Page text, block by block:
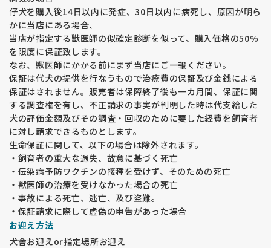
仔犬を購入後14日以内に発症、30日以内に病死し、原因が明ら
かに当店にある場合、
当店が指定する獣医師の似確定診断を似って、購入価格の50%
を限度に保証致します。
なお、獣医師にかかる前にまず当店にご一報ください。
保証は代犬の提供を行なうもので治療費の保証及び金銭による
保証はされません。販売者は保障終了後も一カ月間、保証に関
する調査権を有し、不正請求の事実が判明した時は代支給した
犬の評価金額及びその調査・回収のために要した経費を飼育者
に対し請求できるものとします。
生命保証に関して、以下の場合は除外されます。
・飼育者の重大な過失、故意に基づく死亡
・伝染病予防ワクチンの接種を受けず、そのための死亡
・獣医師の治療を受けなかった場合の死亡
・事故による死亡、逃亡、及び盗難。
・保証請求に際して虚偽の申告があった場合
お迎え方法
犬舎お迎えor指定場所お迎え